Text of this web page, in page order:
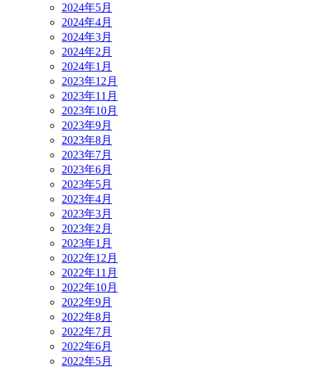
2024年5月
2024年4月
2024年3月
2024年2月
2024年1月
2023年12月
2023年11月
2023年10月
2023年9月
2023年8月
2023年7月
2023年6月
2023年5月
2023年4月
2023年3月
2023年2月
2023年1月
2022年12月
2022年11月
2022年10月
2022年9月
2022年8月
2022年7月
2022年6月
2022年5月